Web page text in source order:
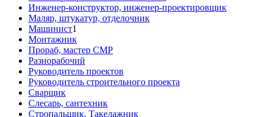
Инженер-конструктор, инженер-проектировщик
Маляр, штукатур, отделочник
Машинист1
Монтажник
Прораб, мастер СМР
Разнорабочий
Руководитель проектов
Руководитель строительного проекта
Сварщик
Слесарь, сантехник
Стропальщик, Такелажник